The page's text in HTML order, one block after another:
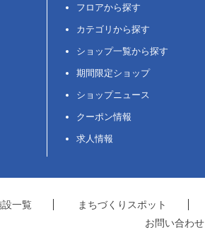
フロアから探す
カテゴリから探す
ショップ一覧から探す
期間限定ショップ
ショップニュース
クーポン情報
求人情報
一覧 まちづくりスポット
お問い合わせ